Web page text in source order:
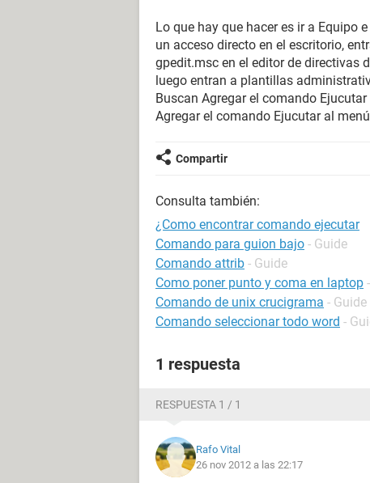
Lo que hay que hacer es ir a Equipo
un acceso directo en el escritorio,
gpedit.msc en el editor de directivas
luego entran a plantillas
Buscan Agregar el comando
Agregar el comando Ejucutar al
Compartir
Consulta también:
¿Como encontrar comando ejecutar
Comando para guion bajo - Guide
Comando attrib - Guide
Como poner punto y coma en laptop
Comando de unix crucigrama - Guide
Comando seleccionar todo word -
1 respuesta
RESPUESTA 1 / 1
Rafo Vital
26 nov 2012 a las 22:17